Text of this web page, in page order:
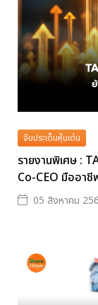
จับประเด็นหุ้นเด่น
รายงานพิเศษ :
Co-CEO มืออา
05 สิงหาคม